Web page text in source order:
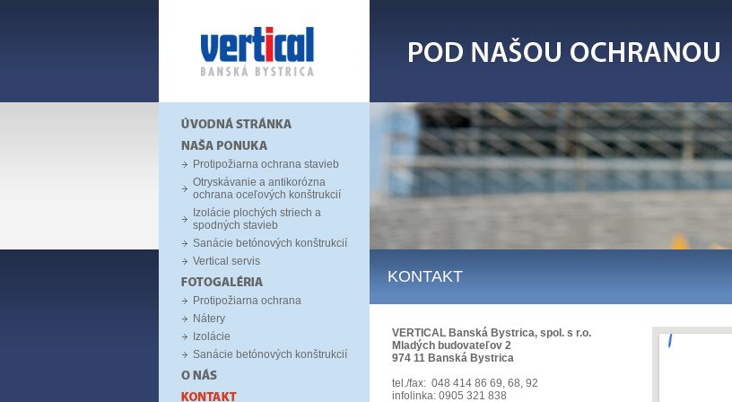
Protipožiarna ochrana stavieb
Otryskávanie a antikorózna
ochrana oceľových konštrukcií
Izolácie plochých striech a
spodných stavieb
Sanácie betónových konštrukcií
Vertical servis
Protipožiarna ochrana
Nátery
Izolácie
Sanácie betónových konštrukcií
KONTAKT
VERTICAL Banská Bystrica, spol. s r.o.
Mladých budovateľov 2
974 11 Banská Bystrica
tel./fax: 048 414 86 69, 68, 92
infolinka: 0905 321 838